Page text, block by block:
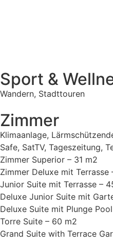
Sport &
Wandern, Stadttouren
Zimmer
Klimaanlage,
Safe, SatTV, Tageszeitung,
Zimmer Superior – 31 m2
Zimmer Deluxe mit Terrasse
Junior Suite mit Terrasse –
Deluxe Junior Suite mit
Deluxe Suite mit Plunge
Torre Suite – 60 m2
Grand Suite with Terrace